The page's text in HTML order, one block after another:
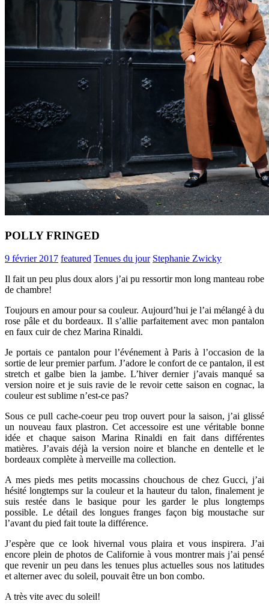
POLLY FRINGED
9 février 2017 featured Tenues du jour Stephanie Zwicky
Il fait un peu plus doux alors j’ai pu ressortir mon long manteau robe
de chambre!
Toujours en amour pour sa couleur. Aujourd’hui je l’ai mélangé à du
rose pâle et du bordeaux. Il s’allie parfaitement avec mon pantalon
en faux cuir de chez Marina Rinaldi.
Je portais ce pantalon pour l’événement à Paris à l’occasion de la
sortie de leur premier parfum. J’adore le confort de ce pantalon, il est
stretch et galbe bien la jambe. L’hiver dernier j’avais manqué sa
version noire et je suis ravie de le revoir cette saison en cognac, la
couleur est sublime n’est-ce pas?
Sous ce pull cache-coeur peu trop ouvert pour la saison, j’ai glissé
un nouveau faux plastron. Cet accessoire est une véritable bonne
idée et chaque saison Marina Rinaldi en fait dans différentes
matières. J’avais déjà la version noire et blanche en dentelle et le
bordeaux complète à merveille ma collection.
A mes pieds mes petits mocassins chouchous de chez Gucci, j’ai
hésité longtemps sur la couleur et la hauteur du talon, finalement je
suis restée dans le basique pour les garder le plus longtemps
possible. Le détail des longues franges façon big moustache sur
l’avant du pied fait toute la différence.
J’espère que ce look hivernal vous plaira et vous inspirera. J’ai
encore plein de photos de Californie à vous montrer mais j’ai pensé
que revenir un peu dans les tenues plus actuelles sous nos latitudes
et alterner avec du soleil, pouvait être un bon combo.
A très vite avec du soleil!